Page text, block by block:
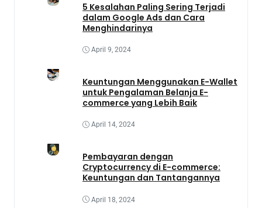
5 Kesalahan Paling Sering Terjadi
dalam Google Ads dan Cara
Menghindarinya
April 9, 2024
Keuntungan Menggunakan E-Wallet
untuk Pengalaman Belanja E-
commerce yang Lebih Baik
April 14, 2024
Pembayaran dengan
Cryptocurrency di E-commerce:
Keuntungan dan Tantangannya
April 18, 2024